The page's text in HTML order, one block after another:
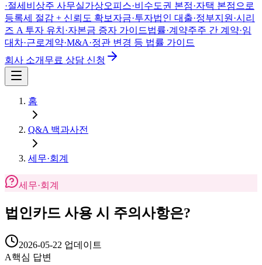
·절세 비상주 사무실가상오피스·비수도권 본점·자택 본점으로
등록세 절감 + 신뢰도 확보 자금·투자법인 대출·정부지원·시리
즈 A 투자 유치·자본금 증자 가이드법률·계약주주 간 계약·임
대차·근로계약·M&A·정관 변경 등 법률 가이드
회사 소개 무료 상담 신청
홈
Q&A 백과사전
세무·회계
세무·회계
법인카드 사용 시 주의사항은?
2026-05-22 업데이트
A핵심 답변